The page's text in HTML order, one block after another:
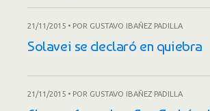
21/11/2015 • POR GUSTAVO IBAÑEZ PADILLA
Solavei se declaró en quiebra
21/11/2015 • POR GUSTAVO IBAÑEZ PADILLA